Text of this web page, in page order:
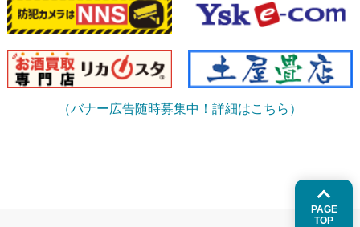
（バナー広告随時募集中！詳細はこちら）
PAGE
TOP